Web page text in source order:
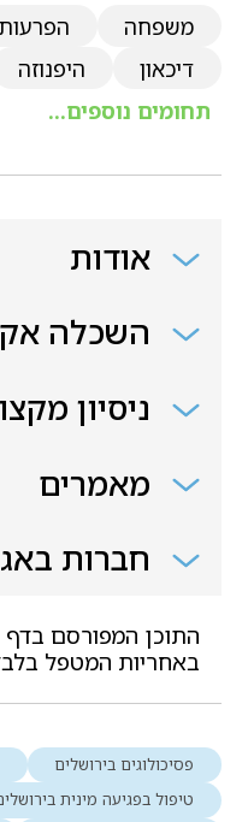
משפחה
דיכאון
היפנוזה
תחומים נוספים...
אודות
השכלה
ניסיון
מאמרים
חברות
התוכן המפורסם בדף
באחריות המטפל
פסיכולוגים בירושלים
טיפול בפגיעה מינית